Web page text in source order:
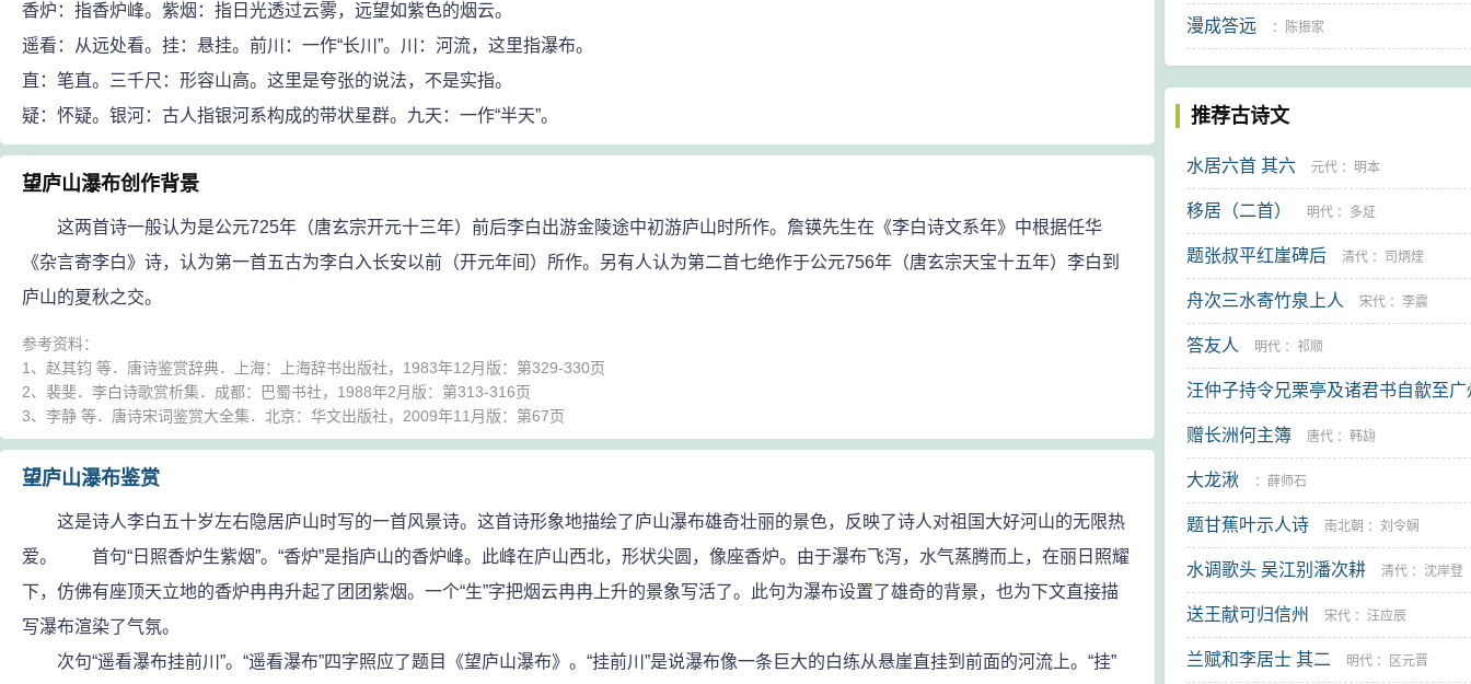
香炉：指香炉峰。紫烟：指日光透过云雾，远望如紫色的烟云。
遥看：从远处看。挂：悬挂。前川：一作“长川”。川：河流，这里指瀑布。
直：笔直。三千尺：形容山高。这里是夸张的说法，不是实指。
疑：怀疑。银河：古人指银河系构成的带状星群。九天：一作“半天”。
望庐山瀑布创作背景
这两首诗一般认为是公元725年（唐玄宗开元十三年）前后李白出游金陵途中初游庐山时所作。詹锳先生在《李白诗文系年》中根据任华
《杂言寄李白》诗，认为第一首五古为李白入长安以前（开元年间）所作。另有人认为第二首七绝作于公元756年（唐玄宗天宝十五年）李白到
庐山的夏秋之交。
参考资料：
1、赵其钧 等．唐诗鉴赏辞典．上海：上海辞书出版社，1983年12月版：第329-330页
2、裴斐．李白诗歌赏析集．成都：巴蜀书社，1988年2月版：第313-316页
3、李静 等．唐诗宋词鉴赏大全集．北京：华文出版社，2009年11月版：第67页
望庐山瀑布鉴赏
这是诗人李白五十岁左右隐居庐山时写的一首风景诗。这首诗形象地描绘了庐山瀑布雄奇壮丽的景色，反映了诗人对祖国大好河山的无限热
爱。 首句“日照香炉生紫烟”。“香炉”是指庐山的香炉峰。此峰在庐山西北，形状尖圆，像座香炉。由于瀑布飞泻，水气蒸腾而上，在丽日照耀
下，仿佛有座顶天立地的香炉冉冉升起了团团紫烟。一个“生”字把烟云冉冉上升的景象写活了。此句为瀑布设置了雄奇的背景，也为下文直接描
写瀑布渲染了气氛。
次句“遥看瀑布挂前川”。“遥看瀑布”四字照应了题目《望庐山瀑布》。“挂前川”是说瀑布像一条巨大的白练从悬崖直挂到前面的河流上。“挂”
漫成答远 ： 陈振家
推荐古诗文
水居六首 其六 元代 ： 明本
移居（二首） 明代 ： 多炡
题张叔平红崖碑后 清代 ： 司炳煃
舟次三水寄竹泉上人 宋代 ： 李震
答友人 明代 ： 祁顺
汪仲子持令兄栗亭及诸君书自歙至广
问于其归也为诗二章送之兼寄诸君
清代： 屈大均
赠长洲何主簿 唐代 ： 韩翃
大龙湫 ： 薛师石
题甘蕉叶示人诗 南北朝 ： 刘令娴
水调歌头 吴江别潘次耕 清代 ： 沈岸登
送王献可归信州 宋代 ： 汪应辰
兰赋和李居士 其二 明代 ： 区元晋